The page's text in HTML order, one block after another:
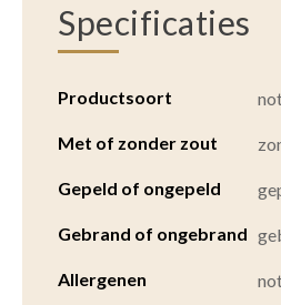
Specificaties
Productsoort
Met of zonder zout
Gepeld of ongepeld
Gebrand of ongebrand
Allergenen